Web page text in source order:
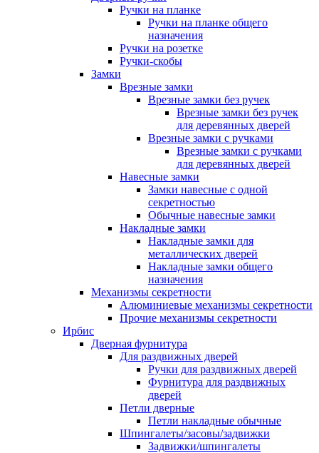
Ручки на планке
Ручки на планке общего
назначения
Ручки на розетке
Ручки-скобы
Замки
Врезные замки
Врезные замки без ручек
Врезные замки без ручек
для деревянных дверей
Врезные замки с ручками
Врезные замки с ручками
для деревянных дверей
Навесные замки
Замки навесные с одной
секретностью
Обычные навесные замки
Накладные замки
Накладные замки для
металлических дверей
Накладные замки общего
назначения
Механизмы секретности
Алюминиевые механизмы секретности
Прочие механизмы секретности
Ирбис
Дверная фурнитура
Для раздвижных дверей
Ручки для раздвижных дверей
Фурнитура для раздвижных
дверей
Петли дверные
Петли накладные обычные
Шпингалеты/засовы/задвижки
Задвижки/шпингалеты